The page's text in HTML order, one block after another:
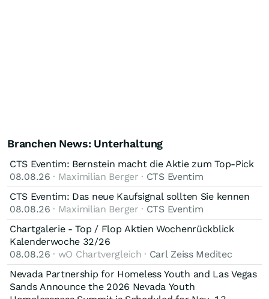
Branchen News: Unterhaltung
CTS Eventim: Bernstein macht die Aktie zum Top-Pick
08.08.26 · Maximilian Berger · CTS Eventim
CTS Eventim: Das neue Kaufsignal sollten Sie kennen
08.08.26 · Maximilian Berger · CTS Eventim
Chartgalerie - Top / Flop Aktien Wochenrückblick
Kalenderwoche 32/26
08.08.26 · wO Chartvergleich · Carl Zeiss Meditec
Nevada Partnership for Homeless Youth and Las Vegas
Sands Announce the 2026 Nevada Youth